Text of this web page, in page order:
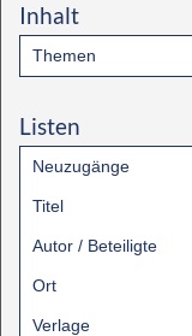
Inhalt
Themen
Listen
Neuzugänge
Titel
Autor / Beteiligte
Ort
Verlage